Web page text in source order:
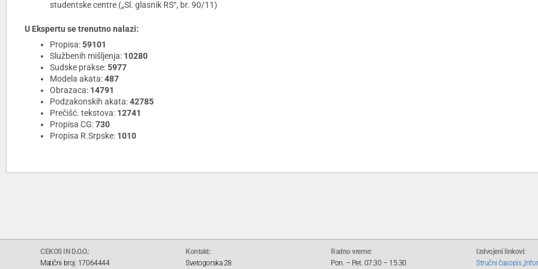
studentske centre („Sl. glasnik RS“, br. 90/11)
U Ekspertu se trenutno nalazi:
Propisa:59101
Službenih mišljenja: 10280
Sudske prakse:5977
Modela akata:487
Obrazaca: 14791
Podzakonskih akata:42785
Prečišć. tekstova: 12741
Propisa CG:730
Propisa R.Srpske: 1010
CEKOS IN D.O.O.:
Matični broj: 17064444
Kontakt:
Svetogorska 28
Radno vreme:
Pon. – Pet. 07:30 – 15:30
Izdvojeni linkovi:
Stručni časopis